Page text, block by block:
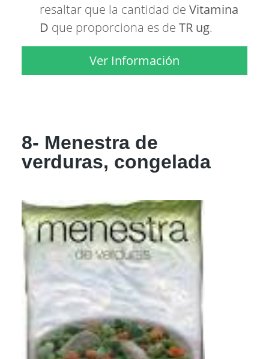
resaltar que la cantidad de Vitamina
D que proporciona es de TR ug.
Ver Información
8- Menestra de
verduras, congelada